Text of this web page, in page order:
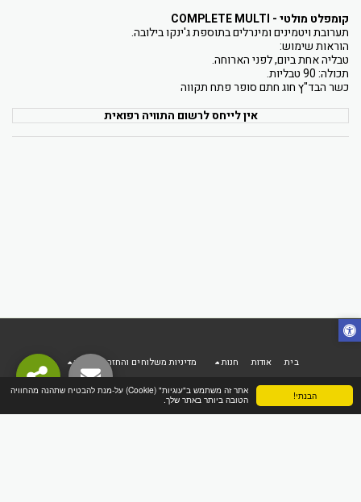
הבנתי!
אתר זה משתמש ב"עוגיות" (Cookie) על-מנת להבטיח שתהנה מהחוויה
הטובה ביותר באתר שלך.
קומפלט מולטי - COMPLETE MULTI
תערובת ויטמינים ומינרלים בתוספת ג'ינקו בילובה.
הוראות שימוש:
טבליה אחת ביום, לפני הארוחה.
תכולה: 90 טבליות.
כשר הבד"ץ חוג חתם סופר פתח תקווה
אין לייחס לרשום התוויה רפואית
הפינה הטבעית online
זכויות יוצרים © 2026 כל הזכויות שמורות
בית אודות חנות מדיניות משלוחים והחזרות עוד